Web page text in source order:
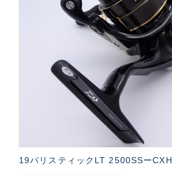
19バリスティックLT 2500SSーCXH